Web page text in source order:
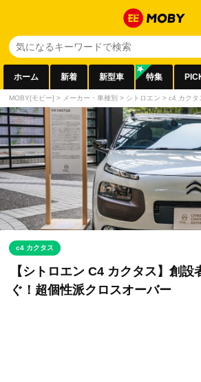
ホーム 新着 新型車 特集
MOBY[モビー] > メーカー・車種別 > シトロエン > c4 カクタ
c4 カクタス
【シトロエン C4 カクタス】創設
ぐ！超個性派クロスオーバー